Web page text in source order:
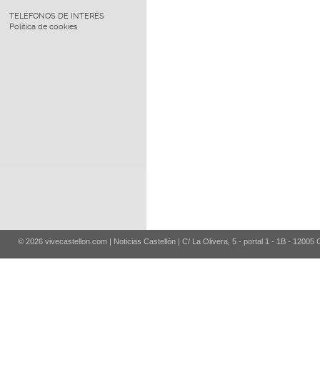
TELÉFONOS DE INTERÉS
Política de cookies
© 2026 vivecastellon.com | Noticias Castellón | C/ La Olivera, 5 - portal 1 - 1B - 12005